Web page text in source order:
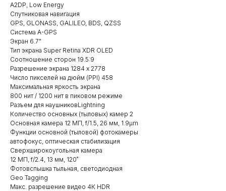
A2DP, Low Energy
Спутниковая навигация
GPS, GLONASS, GALILEO, BDS, QZSS
Система A-GPS
Экран 6.7"
Тип экрана Super Retina XDR OLED
Соотношение сторон 19.5:9
Разрешение экрана 1284 x 2778
Число пикселей на дюйм (PPI) 458
Максимальная яркость экрана
800 нит / 1200 нит в пиковом режиме
Разъем для наушниковLightning
Количество основных (тыловых) камер 2
Основная камера 12 МП, f/1.5, 26 мм, 1.9µm
Функции основной (тыловой) фотокамеры
автофокус, оптическая стабилизация
Сверхширокоугольная камера
12 МП, f/2.4, 13 мм, 120˚
Фотовспышка тыльная, светодиодная
Geo Tagging
Макс. разрешение видео 4К HDR